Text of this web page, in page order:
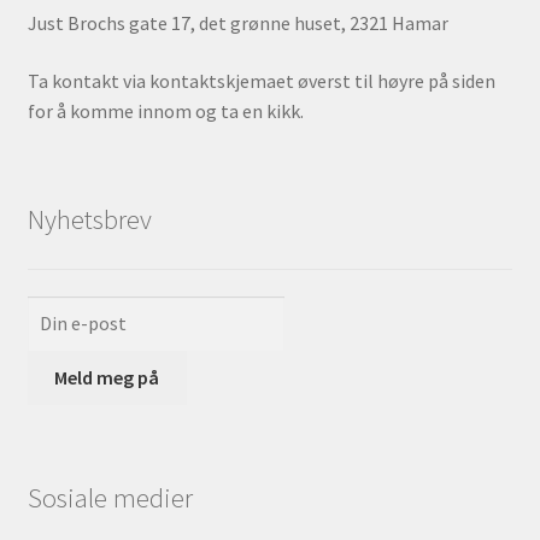
Just Brochs gate 17, det grønne huset, 2321 Hamar
Ta kontakt via kontaktskjemaet øverst til høyre på siden
for å komme innom og ta en kikk.
Nyhetsbrev
Sosiale medier